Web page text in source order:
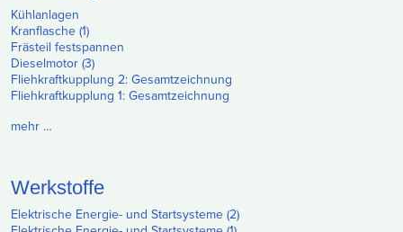
Kühlanlagen
Kranflasche (1)
Frästeil festspannen
Dieselmotor (3)
Fliehkraftkupplung 2: Gesamtzeichnung
Fliehkraftkupplung 1: Gesamtzeichnung
mehr …
Werkstoffe
Elektrische Energie- und Startsysteme (2)